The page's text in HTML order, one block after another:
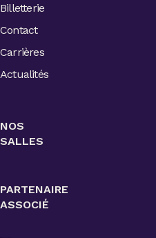
Billetterie
Contact
Carrières
Actualités
NOS
SALLES
PARTENAIRE
ASSOCIÉ